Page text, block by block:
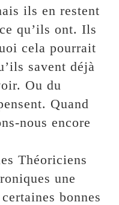
ils en restent
qu’ils ont. Ils
cela pourrait
savent déjà
Ou du
Quand
nous encore
Théoriciens
une
bonnes